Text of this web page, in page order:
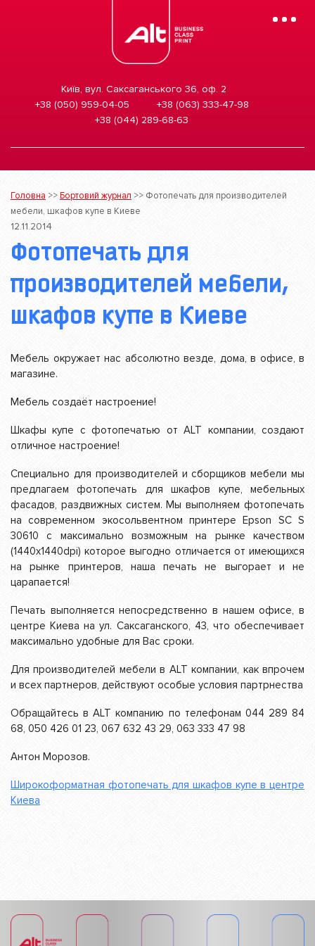
Київ, вул. Саксаганського 36, оф. 2
+38 (050) 959-04-05
+38 (063) 333-47-98
+38 (044) 289-68-63
Mobile
Головна >>Бортовий журнал >> Фотопечать для производителей
мебели, шкафов купе в Киеве
12.11.2014
Фотопечать для
производителей мебели,
шкафов купе в Киеве
Мебель окружает нас абсолютно везде, дома, в офисе, в
магазине.
Мебель создаёт настроение!
Шкафы купе с фотопечатью от ALT компании, создают
отличное настроение!
Специально для производителей и сборщиков мебели мы
предлагаем фотопечать для шкафов купе, мебельных
фасадов, раздвижных систем. Мы выполняем фотопечать
на современном экосольвентном принтере Epson SC S
30610 с максимально возможным на рынке качеством
(1440х1440dpi) которое выгодно отличается от имеющихся
на рынке принтеров, наша печать не выгорает и не
царапается!
Печать выполняется непосредственно в нашем офисе, в
центре Киева на ул. Саксаганского, 43, что обеспечивает
максимально удобные для Вас сроки.
Для производителей мебели в ALT компании, как впрочем
и всех партнеров, действуют особые условия партрнества
Обращайтесь в ALT компанию по телефонам 044 289 84
68, 050 426 01 23, 067 632 43 29, 063 333 47 98
Антон Морозов.
Широкоформатная фотопечать для шкафов купе в центре
Киева